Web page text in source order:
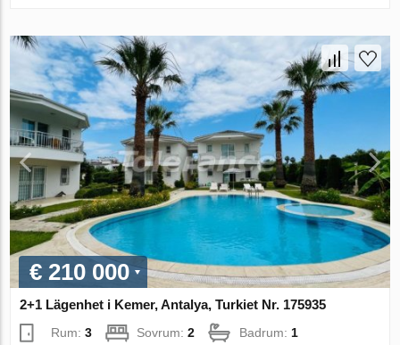
€ 210 000
2+1 Lägenhet i Kemer, Antalya, Turkiet Nr. 175935
Rum:3 Sovrum:2 Badrum:1